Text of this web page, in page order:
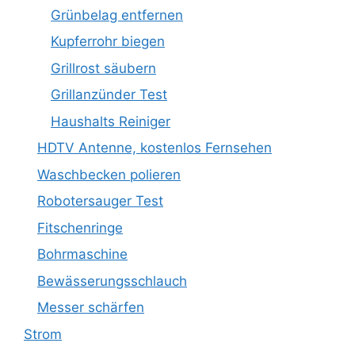
Grünbelag entfernen
Kupferrohr biegen
Grillrost säubern
Grillanzünder Test
Haushalts Reiniger
HDTV Antenne, kostenlos Fernsehen
Waschbecken polieren
Robotersauger Test
Fitschenringe
Bohrmaschine
Bewässerungsschlauch
Messer schärfen
Strom